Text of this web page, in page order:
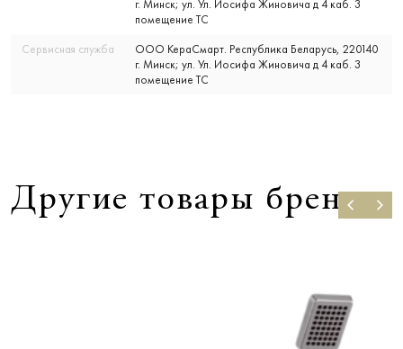
г. Минск; ул. Ул. Иосифа Жиновича д 4 каб. 3
помещение ТС
Сервисная служба
ООО КераСмарт. Республика Беларусь, 220140
г. Минск; ул. Ул. Иосифа Жиновича д 4 каб. 3
помещение ТС
Другие товары бренда